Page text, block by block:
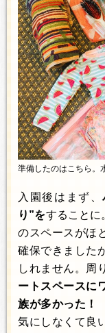
準備したのはこちら。
入園後はまず、
り”をすること
のスペースがほ
確保できました
しれません。周
ートスペースに
族が多かった！
気にしなくて良